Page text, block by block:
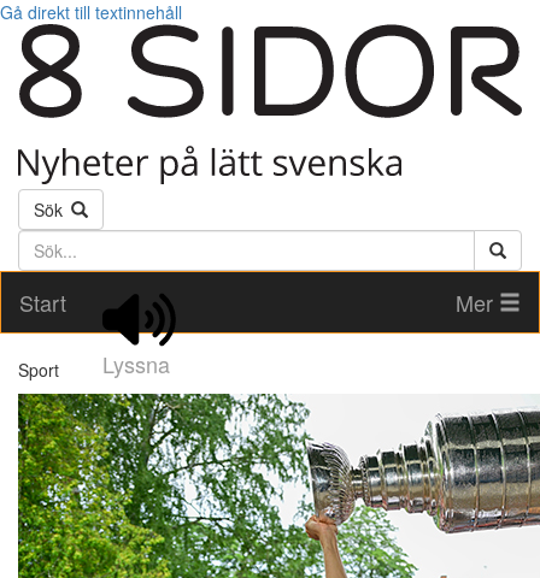
Gå direkt till textinnehåll
Sök
Söktext
Start
Lyssna
Mer
Sport